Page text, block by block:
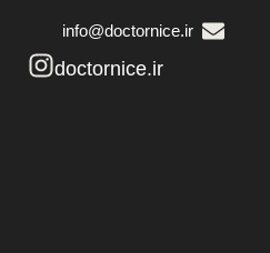
info@doctornice.ir
doctornice.ir